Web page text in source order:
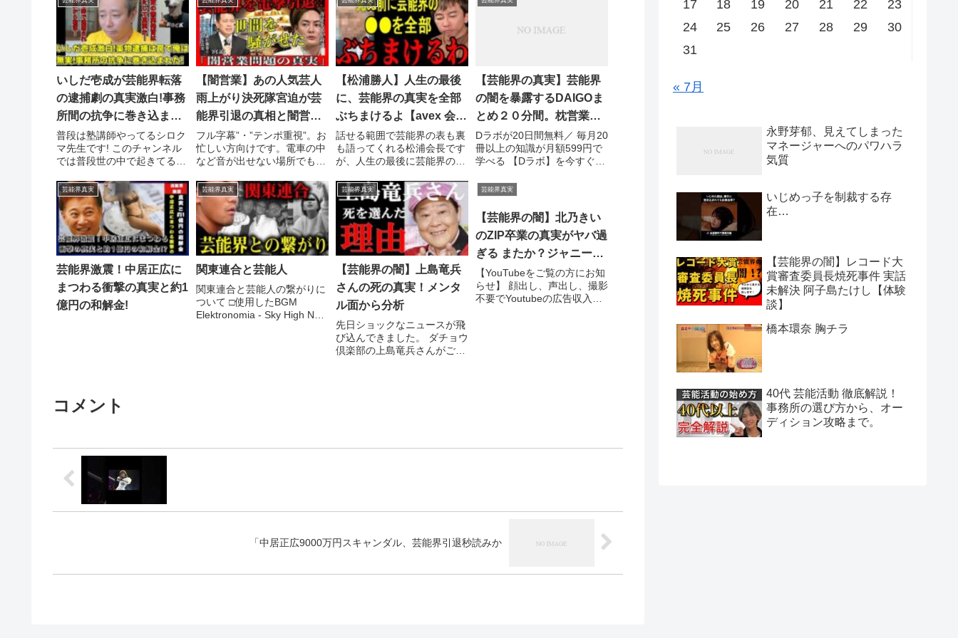
いしだ壱成が芸能界転落
の逮捕劇の真実激白!事務
所間の抗争に巻き込まれ
無実だった…!【離婚・植
毛・石田純一・うつ病・
俳優・ドラマ・薬・加藤
浩次】
普段は塾講師やってるシロク
マ先生です! このチャンネル
では普段世の中で起きてる思
ュースを解説し ...関連ツイー
ト
【闇営業】あの人気芸人
雨上がり決死隊宮迫が芸
能界引退の真相と闇営業
問題の真実に迫る【三崎
優太/青汁王子/切り抜き/
宮迫】
フル字幕”・”テンポ重視”。お
忙しい方向けです。電車の中
など音が出せない場所でもご
【青汁王子】の ...関連ツイー
ト
【松浦勝人】人生の最後
に、芸能界の真実を全部
ぶちまけるよ【avex 会長
松浦会長 max matsuura
バーニング 周防郁雄 切り
抜き】
話せる範囲で芸能界の表も裏
も語ってくれる松浦会長です
が、人生の最後に芸能界のド
の事など 芸能 ...関連ツイー
ト
【芸能界の真実】芸能界
の闇を暴露するDAIGOま
とめ２０分間。枕営業・
ヤクザと芸能事務所の関
係・報道の闇などが暴か
れない理由は、簡単にわ
かります【島田紳
社】
Dラボが20日間無料／ 毎月20
冊以上の知識が月額599円で
学べる 【Dラボ】を今すぐ無
芸能界真実
芸能界激震！中居正広に
まつわる衝撃の真実と約1
億円の和解金!
芸能界真実
関東連合と芸能人
関東連合と芸能人の繋がりに
ついて □使用したBGM
Elektronomia - Sky High NCS
芸能界真実
【芸能界の闇】上島竜兵
さんの死の真実！メンタ
ル面から分析
先日ショックなニュースが飛
び込んできました。 ダチョウ
倶楽部の上島竜兵さんがご逝
芸能界真実
【芸能界の闇】北乃きい
のZIP卒業の真実がヤバ過
ぎる またか？ジャニーズ
サイドからの圧力【衝
撃】赤西との事が原因な
のか！？
【YouTubeをご覧の方にお知
らせ】 顔出し、声出し、撮影
不要でYoutubeの広告収入を
コメント
「中居正広9000万円スキャンダル、芸能界引退秒読みか
17 18 19 20 21 22
23
24
25 26 27 28 29
30
31
« 7月
永野芽郁、見えてしまった
マネージャーへのパワハラ
気質
いじめっ子を制裁する存
在…
【芸能界の闇】レコード大
賞審査委員長焼死事件 実話
未解決 阿子島たけし【体験
談】
橋本環奈 胸チラ
40代 芸能活動 徹底解説！
事務所の選び方から、オー
ディション攻略まで。